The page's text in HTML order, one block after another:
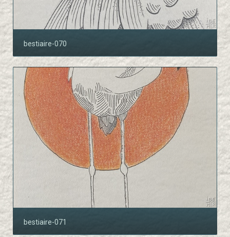
bestiaire-070
bestiaire-071